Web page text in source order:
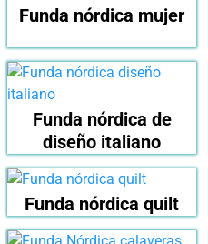
Funda nórdica mujer
Funda nórdica de
diseño italiano
Funda nórdica quilt